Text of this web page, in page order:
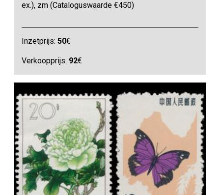
ex.), zm (Cataloguswaarde €450)
Inzetprijs:50€
Verkoopprijs: 92€